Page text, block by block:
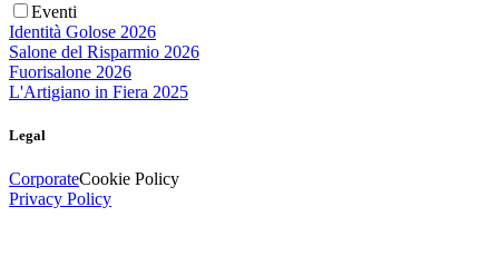
Eventi
Identità Golose 2026
Salone del Risparmio 2026
Fuorisalone 2026
L'Artigiano in Fiera 2025
Legal
CorporateCookie Policy
Privacy Policy